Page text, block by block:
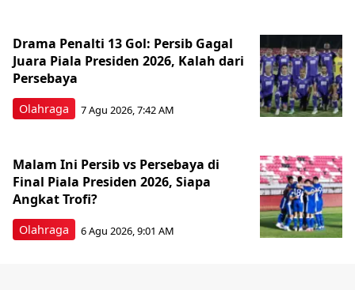
Olahraga
Drama Penalti 13 Gol: Persib Gagal
Juara Piala Presiden 2026, Kalah dari
Persebaya
7 Agu 2026, 7:42 AM
Olahraga
Malam Ini Persib vs Persebaya di
Final Piala Presiden 2026, Siapa
Angkat Trofi?
6 Agu 2026, 9:01 AM